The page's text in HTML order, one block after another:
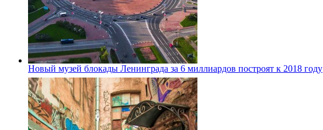
Новый музей блокады Ленинграда за 6 миллиардов построят к 2018 году